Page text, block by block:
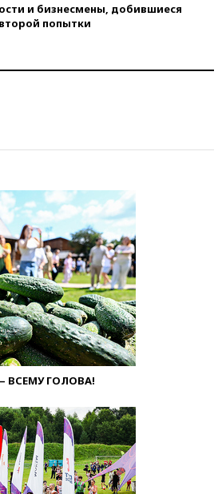
и бизнесмены, добившиеся
попытки
ВСЕМУ ГОЛОВА!